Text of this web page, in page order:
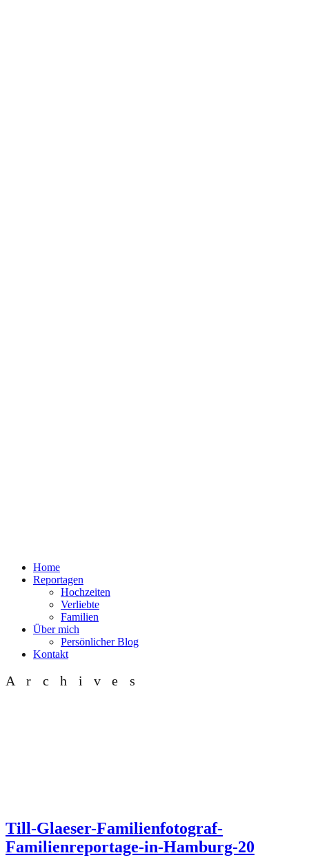
Home
Reportagen
Hochzeiten
Verliebte
Familien
Über mich
Persönlicher Blog
Kontakt
Archives
Till-Glaeser-Familienfotograf-
Familienreportage-in-Hamburg-20